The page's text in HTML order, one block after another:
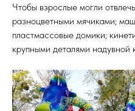
Чтобы взрослые могли
разноцветными мячиками;
пластмассовые домики;
крупными деталями надувной